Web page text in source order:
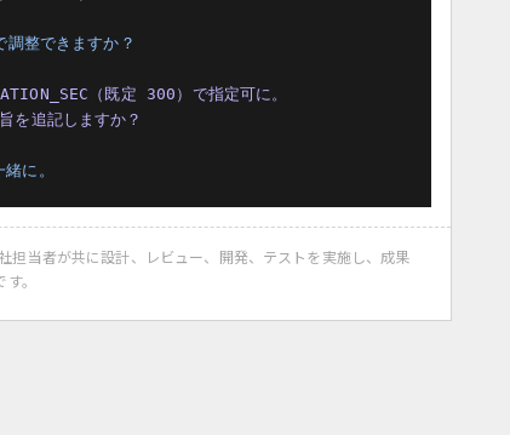
整できますか？
（既定 300）で指定可に。
を追記しますか？
に。
担当者が共に設計、レビュー、開発、テストを実施し、成果
。